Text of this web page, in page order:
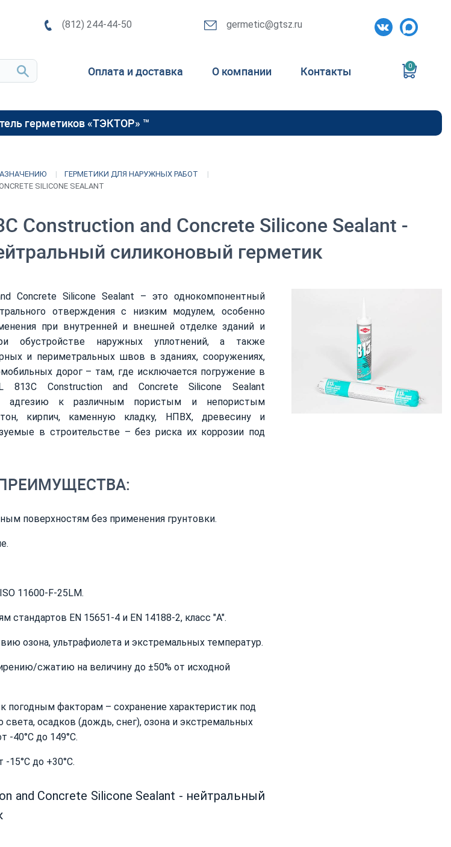
(812) 244-44-50 germetic@gtsz.ru
Оплата и доставка О компании Контакты 0
герметиков «ТЭКТОР» ™
ГЕРМЕТИКИ ДЛЯ НАРУЖНЫХ РАБОТ
SILICONE SEALANT
Construction and Concrete Silicone Sealant -
силиконовый герметик
Concrete Silicone Sealant – это однокомпонентный
отверждения с низким модулем, особенно
при внутренней и внешней отделке зданий и
обустройстве наружных уплотнений, а также
и периметральных швов в зданиях, сооружениях,
дорог – там, где исключается погружение в
813C Construction and Concrete Silicone Sealant
адгезию к различным пористым и непористым
кирпич, каменную кладку, НПВХ, древесину и
в строительстве – без риска их коррозии под
поверхностям без применения грунтовки.
11600-F-25LM.
стандартов EN 15651-4 и EN 14188-2, класс "A".
озона, ультрафиолета и экстремальных температур.
сжатию на величину до ±50% от исходной
погодным факторам – сохранение характеристик под
света, осадков (дождь, снег), озона и экстремальных
-40°С до 149°С.
-15°С до +30°С.
and Concrete Silicone Sealant - нейтральный